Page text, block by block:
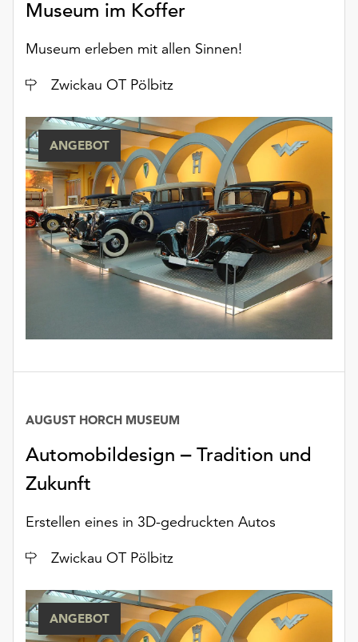
Cookies
erreichen
die
über
die
Schaltfläche
„Auswählen“.
Weitere
Informationen
finden
Impressum
Museum im Koffer
Museum erleben mit allen Sinnen!
Ort
Zwickau OT Pölbitz
ANGEBOT
Automobildesign ‒ Tradition und
Zukunft
AUGUST HORCH MUSEUM
Erstellen eines in 3D-gedruckten Autos
Ort
Zwickau OT Pölbitz
ANGEBOT